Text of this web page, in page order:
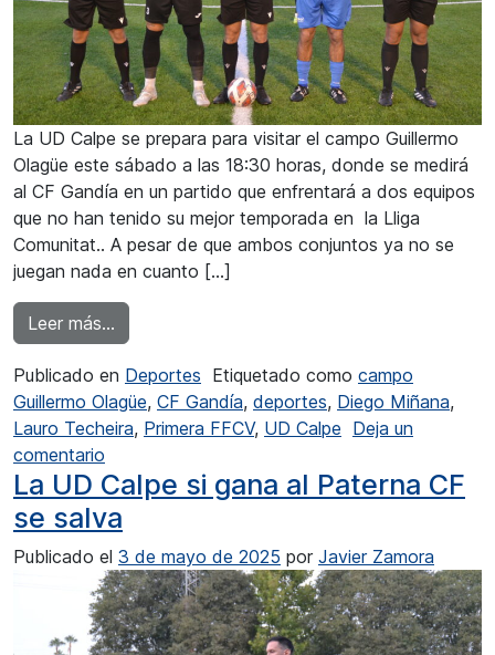
La UD Calpe se prepara para visitar el campo Guillermo
Olagüe este sábado a las 18:30 horas, donde se medirá
al CF Gandía en un partido que enfrentará a dos equipos
que no han tenido su mejor temporada en la Lliga
Comunitat.. A pesar de que ambos conjuntos ya no se
juegan nada en cuanto […]
Leer más…
Publicado en Deportes Etiquetado como campo
Guillermo Olagüe, CF Gandía, deportes, Diego Miñana,
Lauro Techeira, Primera FFCV, UD Calpe Deja un
comentario
La UD Calpe si gana al Paterna CF
se salva
Publicado el 3 de mayo de 2025 por Javier Zamora